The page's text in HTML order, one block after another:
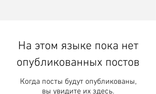
На этом языке пока нет
опубликованных постов
Когда посты будут опубликованы,
вы увидите их здесь.